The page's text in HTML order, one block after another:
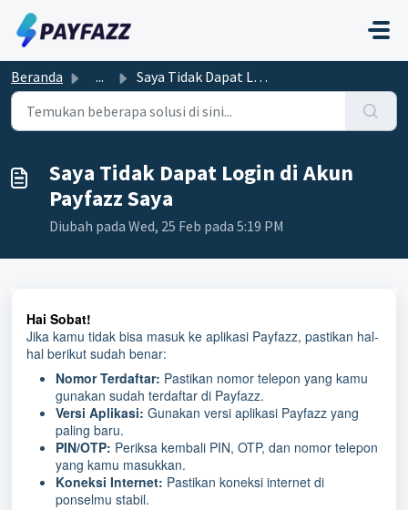
Lewatkan ke konten utama
Beranda ... Saya Tidak Dapat Login di Akun Payfazz Saya
Saya Tidak Dapat Login di Akun
Payfazz Saya
Diubah pada Wed, 25 Feb pada 5:19 PM
Hai Sobat!
Jika kamu tidak bisa masuk ke aplikasi Payfazz, pastikan hal-
hal berikut sudah benar:
Nomor Terdaftar: Pastikan nomor telepon yang kamu
gunakan sudah terdaftar di Payfazz.
Versi Aplikasi: Gunakan versi aplikasi Payfazz yang
paling baru.
PIN/OTP: Periksa kembali PIN, OTP, dan nomor telepon
yang kamu masukkan.
Koneksi Internet: Pastikan koneksi internet di
ponselmu stabil.